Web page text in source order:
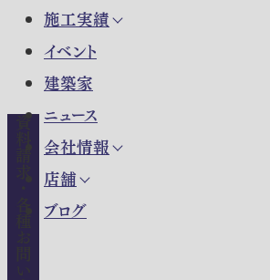
施工実績
イベント
建築家
ニュース
会社情報
店舗
ブログ